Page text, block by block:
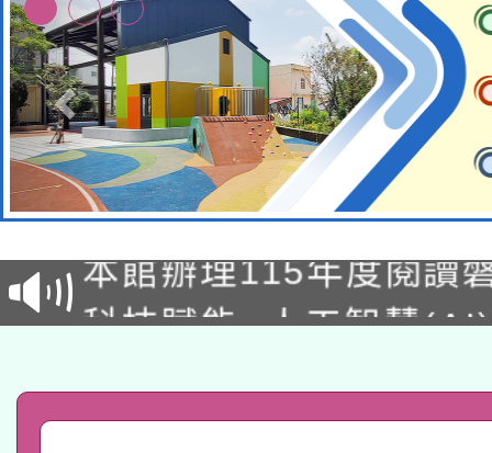
本校115學年度第2次
招甄選結果公告(無人
招)
適應運動共學行動站研
本館辦理115年度閱讀
暨閱讀推動專業研習
科技賦能─人工智慧
「數位內容與教學軟體